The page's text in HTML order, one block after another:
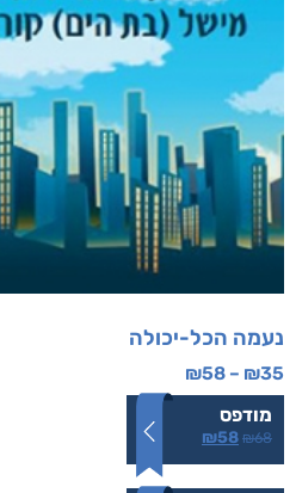
נעמה הכל-יכולה
₪35
–
₪58
מודפס
₪68
₪58